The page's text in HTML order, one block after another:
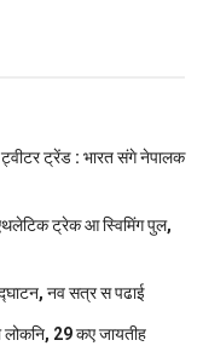
ट्रेंड : भारत संगे नेपालक
ट्रेक आ स्विमिंग पुल,
नव सत्र स पढाई
लोकनि, 29 कए जायतीह